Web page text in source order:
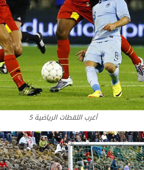
أغرب اللقطات الرياضية 5